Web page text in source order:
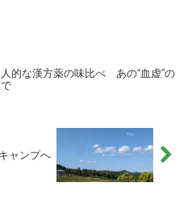
的な漢方薬の味比べ あの“血虚”の
ャンプへ